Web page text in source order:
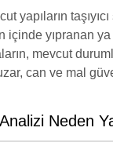
yapıların
içinde yıpranan
mevcut
can ve mal
Neden